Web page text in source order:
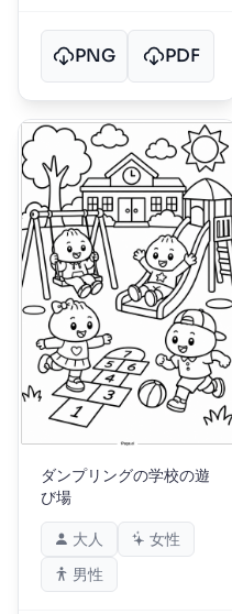
PNG PDF
ダンプリングの学校の遊
び場
大人
女性
男性